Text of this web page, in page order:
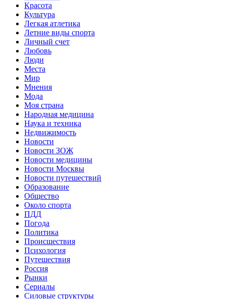
Красота
Культура
Легкая атлетика
Летние виды спорта
Личный счет
Любовь
Люди
Места
Мир
Мнения
Мода
Моя страна
Народная медицина
Наука и техника
Недвижимость
Новости
Новости ЗОЖ
Новости медицины
Новости Москвы
Новости путешествий
Образование
Общество
Около спорта
ПДД
Погода
Политика
Происшествия
Психология
Путешествия
Россия
Рынки
Сериалы
Силовые структуры